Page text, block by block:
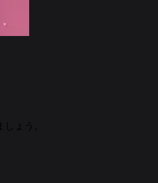
ょう。